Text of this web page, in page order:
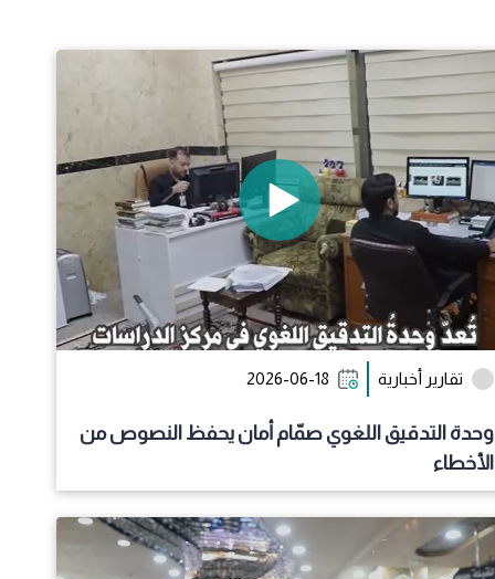
تقارير أخبارية 2026-06-18
وحدة التدقيق اللغوي صمّام أمان يحفظ النصوص من
الأخطاء